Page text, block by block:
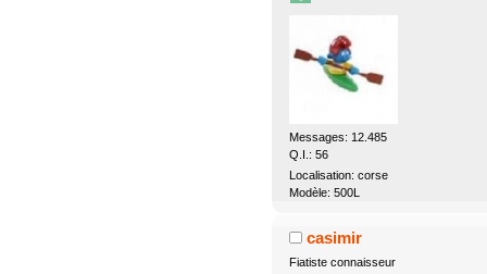
Messages: 12.485
Q.I.: 56
Localisation: corse
Modèle: 500L
casimir
Fiatiste connaisseur